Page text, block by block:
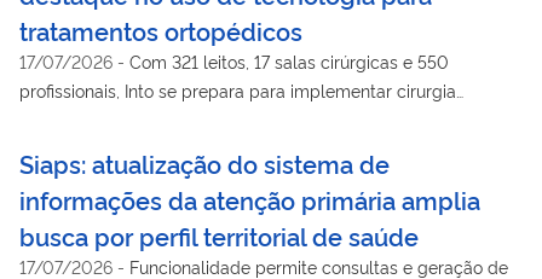
tratamentos ortopédicos
17/07/2026 - Com 321 leitos, 17 salas cirúrgicas e 550
profissionais, Into se prepara para implementar cirurgia
Siaps: atualização do sistema de
informações da atenção primária amplia
busca por perfil territorial de saúde
17/07/2026 - Funcionalidade permite consultas e geração de